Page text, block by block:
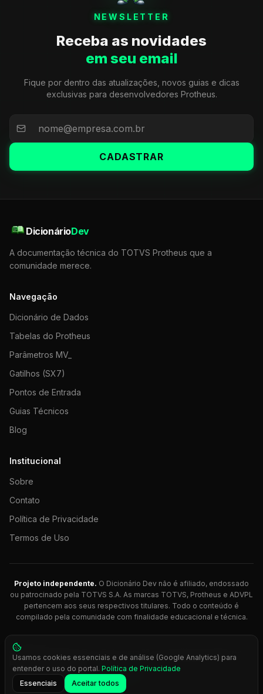
NEWSLETTER
Receba as novidades
em seu email
Fique por dentro das atualizações, novos guias e dicas
exclusivas para desenvolvedores Protheus.
CADASTRAR
DicionárioDev
A documentação técnica do TOTVS Protheus que a
comunidade merece.
Navegação
Dicionário de Dados
Tabelas do Protheus
Parâmetros MV_
Gatilhos (SX7)
Pontos de Entrada
Guias Técnicos
Blog
Institucional
Sobre
Contato
Política de Privacidade
Termos de Uso
Projeto independente. O Dicionário Dev não é afiliado, endossado
ou patrocinado pela TOTVS S.A. As marcas TOTVS, Protheus e ADVPL
pertencem aos seus respectivos titulares. Todo o conteúdo é
compilado pela comunidade com finalidade educacional e técnica.
© 2026 Dicionário Dev. Feito com 💚 para desenvolvedores
Protheus.
Press Ctrl+K
Usamos cookies essenciais e de análise (Google Analytics) para
entender o uso do portal. Política de Privacidade
Essenciais
Aceitar todos